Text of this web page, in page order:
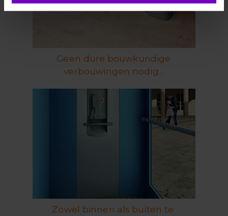
Geen dure bouwkundige
verbouwingen nodig...
Zowel binnen als buiten te